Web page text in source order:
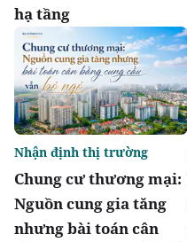
hạ tầng
Chung cư thương mại:
Nguồn cung gia tăng
nhưng bài toán cân
Nhận định thị trường